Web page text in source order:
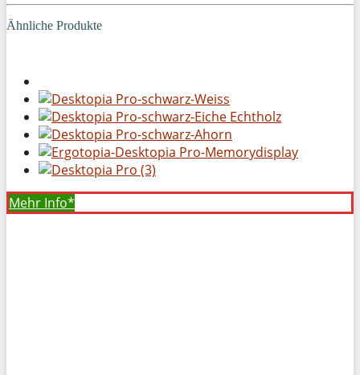
Ähnliche Produkte
Mehr Info*